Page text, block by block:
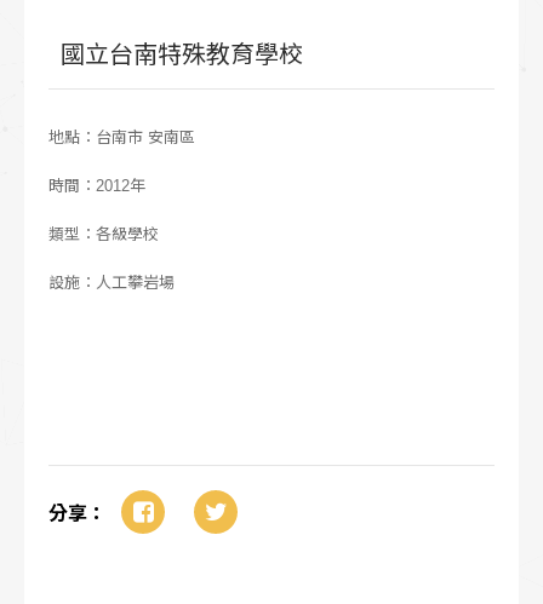
國立台南特殊教育學校
地點：台南市 安南區
時間：2012年
類型：各級學校
設施：人工攀岩場
分享：